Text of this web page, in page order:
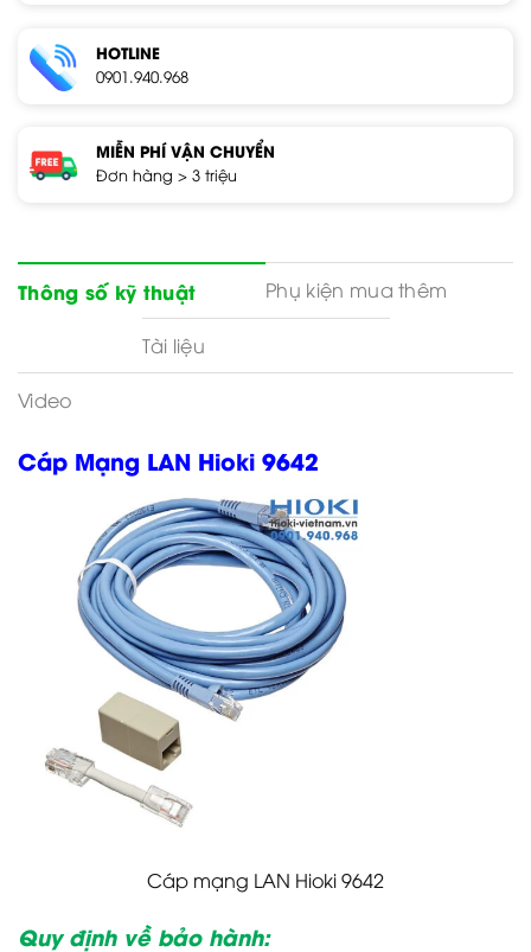
HOTLINE
0901.940.968
MIỄN PHÍ VẬN CHUYỂN
Đơn hàng > 3 triệu
Thông số kỹ thuật Phụ kiện mua thêm
Tài liệu
Video
Cáp Mạng LAN Hioki 9642
Cáp mạng LAN Hioki 9642
Quy định về bảo hành: